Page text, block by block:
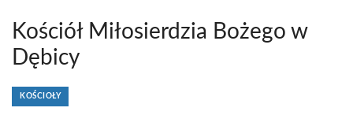
Kościół Miłosierdzia Bożego w
Dębicy
KOŚCIOŁY